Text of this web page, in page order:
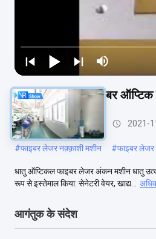
नई स्थिति 220v फाइबर
फाइबर लेजर अंकन मशीन 2021-
#फाइबर लेजर नक़्क़ाशी मशीन #फाइबर लेजर
धातु ऑप्टिकल फाइबर लेजर अंकन मशीन धातु
रूप से इस्तेमाल किया: सेनेटरी वेयर, खाद्य...
आगंतुक के संदेश